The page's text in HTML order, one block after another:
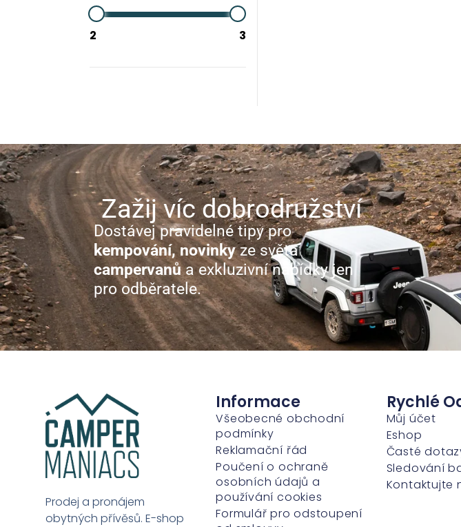
KLYMIT 19
Zažij víc dobrodružství
Dostávej pravidelné tipy pro
kempování, novinkyze světa
campervanůa exkluzivní nabídky jen
pro odběratele.
Prodej a pronájem
obytných přívěsů. E-shop
Informace
Všeobecné obchodní
podmínky
Reklamační řád
Poučení o ochraně
osobních údajů a
používání cookies
Formulář pro odstoupení
Rychlé
Můj účet
Eshop
Časté
Sledování
Kontaktujte